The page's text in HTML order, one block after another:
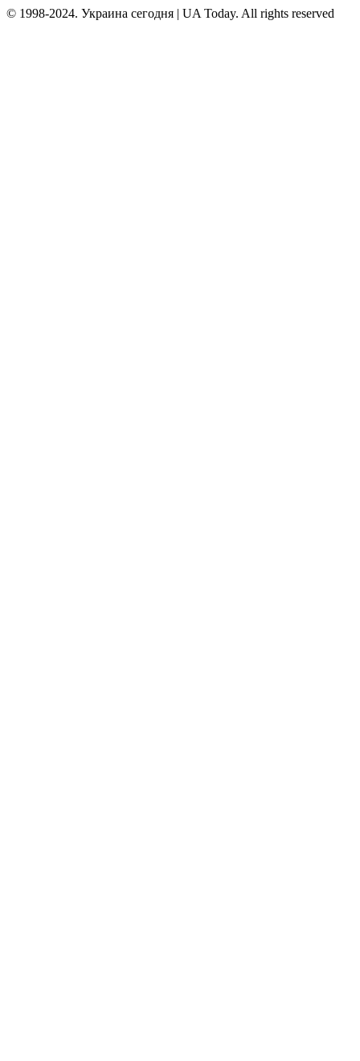
© 1998-2024. Украина сегодня | UA Today. All rights reserved